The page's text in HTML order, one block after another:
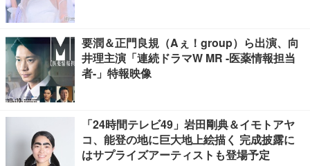
要潤＆正門良規（Aぇ！group）ら出演、向
井理主演「連続ドラマW MR -医薬情報担当
者-」特報映像
「24時間テレビ49」岩田剛典＆イモトアヤ
コ、能登の地に巨大地上絵描く 完成披露に
はサプライズアーティストも登場予定